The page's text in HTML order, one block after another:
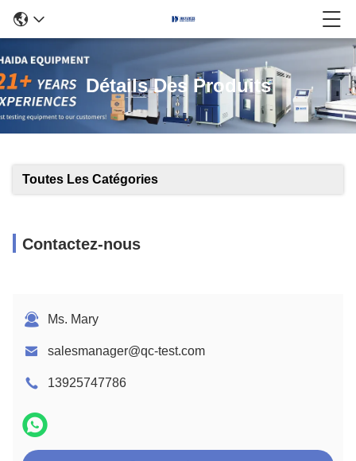
Détails Des Produits
Toutes Les Catégories
Contactez-nous
Ms. Mary
salesmanager@qc-test.com
13925747786